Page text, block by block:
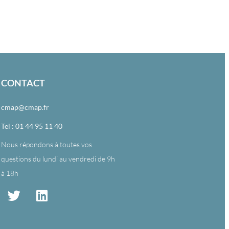
CONTACT
cmap@cmap.fr
Tel : 01 44 95 11 40
Nous répondons à toutes vos
questions du lundi au vendredi de 9h
à 18h